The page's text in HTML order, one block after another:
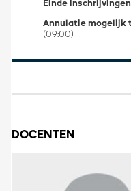
Einde
Annulatie mogelijk
(09:00)
DOCENTEN